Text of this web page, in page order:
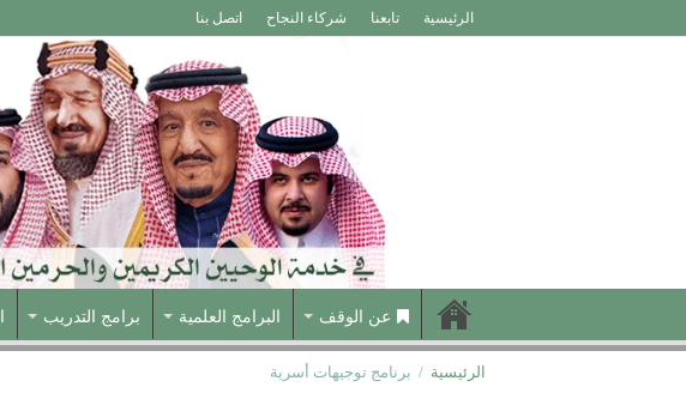
الرئيسية تابعنا شركاء النجاح اتصل بنا
عن الوقف البرامج العلمية برامج التدريب
الرئيسية / برنامج توجيهات أسرية